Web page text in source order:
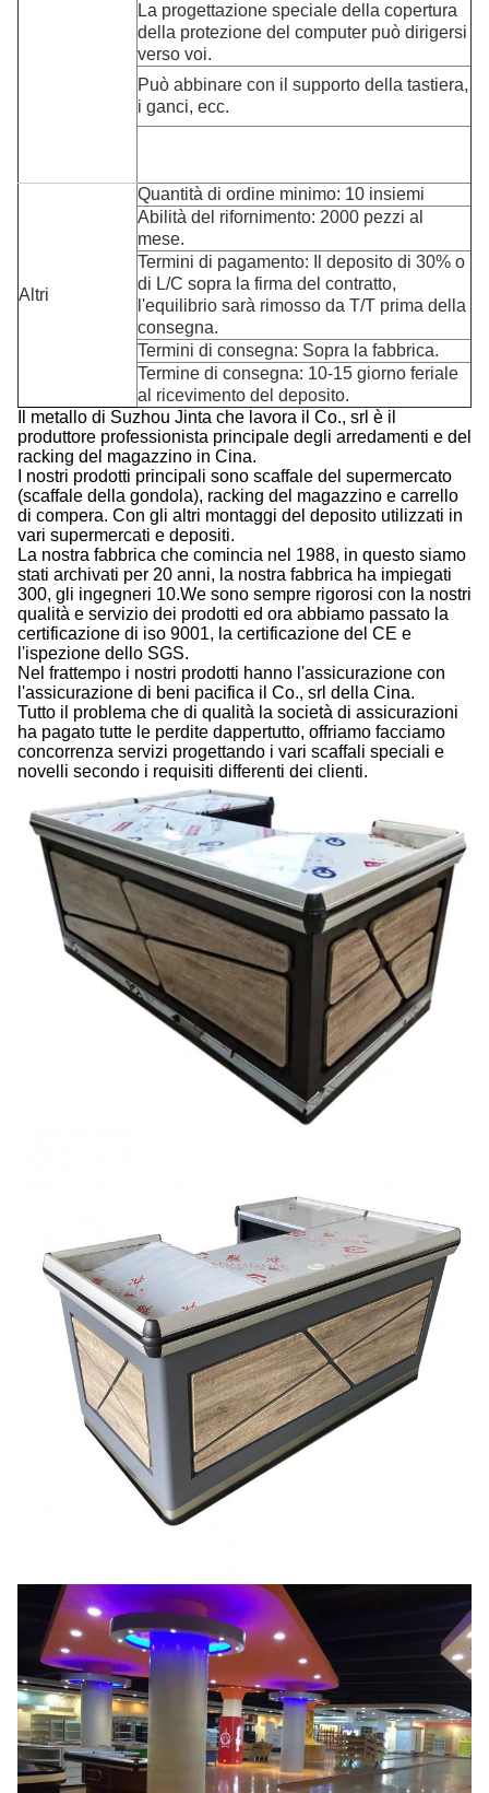
La progettazione speciale della copertura
della protezione del computer può dirigersi
verso voi.
Può abbinare con il supporto della tastiera,
i ganci, ecc.
Altri
Quantità di ordine minimo: 10 insiemi
Abilità del rifornimento: 2000 pezzi al
mese.
Termini di pagamento:
Il deposito di 30% o
di L/C sopra la firma del contratto,
l'equilibrio sarà rimosso da T/T prima della
consegna.
Termini di consegna: Sopra la fabbrica.
Termine di consegna: 10-15 giorno feriale
al ricevimento del deposito.
Il metallo di Suzhou Jinta che lavora il Co., srl è il
produttore professionista principale degli arredamenti e del
racking del magazzino in Cina.
I nostri prodotti principali sono scaffale del supermercato
(scaffale della gondola), racking del magazzino e carrello
di compera. Con gli altri montaggi del deposito utilizzati in
vari supermercati e depositi.
La nostra fabbrica che comincia nel 1988, in questo siamo
stati archivati per 20 anni, la nostra fabbrica ha impiegati
300, gli ingegneri 10.We sono sempre rigorosi con la nostri
qualità e servizio dei prodotti ed ora abbiamo passato la
certificazione di iso 9001, la certificazione del CE e
l'ispezione dello SGS.
Nel frattempo i nostri prodotti hanno l'assicurazione con
l'assicurazione di beni pacifica il Co., srl della Cina.
Tutto il problema che di qualità la società di assicurazioni
ha pagato tutte le perdite dappertutto, offriamo facciamo
concorrenza servizi progettando i vari scaffali speciali e
novelli secondo i requisiti differenti dei clienti.